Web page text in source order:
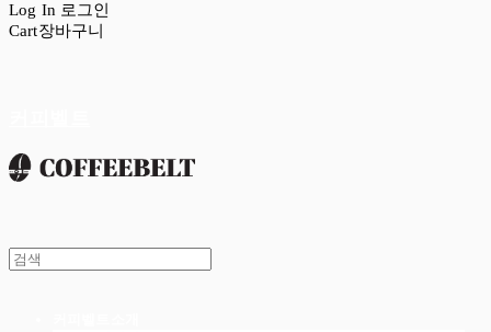
Log In 로그인
Cart장바구니